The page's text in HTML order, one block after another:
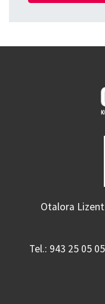
Otalora
Tel.: 943 25 05